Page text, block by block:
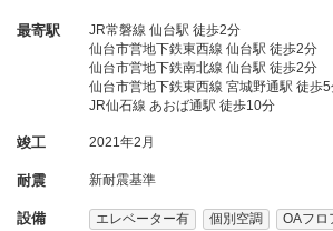
最寄駅
JR常磐線 仙台駅 徒歩2分
仙台市営地下鉄東西線 仙台駅 徒歩2分
仙台市営地下鉄南北線 仙台駅 徒歩2分
仙台市営地下鉄東西線 宮城野通駅 徒歩
JR仙石線 あおば通駅 徒歩10分
竣工 2021年2月
耐震 新耐震基準
設備 エレベーター有 個別空調 OAフロ